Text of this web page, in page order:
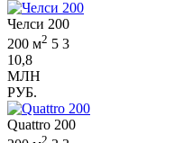
Челси 200
200 м2 5 3
10,8
МЛН
РУБ.
Quattro 200
2